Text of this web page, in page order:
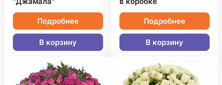
Подробнее
В корзину
Подробнее
В корзину